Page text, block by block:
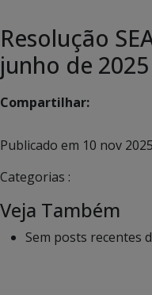
Resolução
junho de 2025
Compartilhar:
Publicado em 10 nov 2025
Categorias :
Veja Também
Sem posts recentes